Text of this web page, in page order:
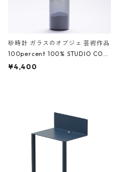
砂時計 ガラスのオブジェ 芸術作品
100percent 100% STUDIO COH
AKU Timeless 100パーセント ス
¥4,400